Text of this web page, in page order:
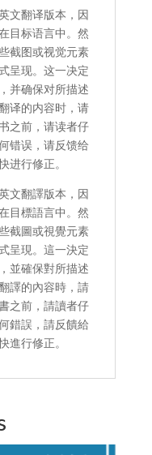
文翻译版本，因
目标语言中。然
截图或视觉元素
呈现。这一决定
并确保对所描述
译的内容时，请
之前，请读者仔
错误，请反馈给
进行修正。
文翻譯版本，因
目標語言中。然
截圖或視覺元素
呈現。這一決定
並確保對所描述
譯的內容時，請
之前，請讀者仔
錯誤，請反饋給
進行修正。